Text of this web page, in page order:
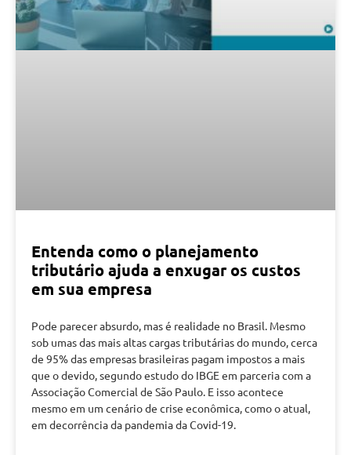
Entenda como o planejamento
tributário ajuda a enxugar os custos
em sua empresa
Pode parecer absurdo, mas é realidade no Brasil. Mesmo
sob umas das mais altas cargas tributárias do mundo, cerca
de 95% das empresas brasileiras pagam impostos a mais
que o devido, segundo estudo do IBGE em parceria com a
Associação Comercial de São Paulo. E isso acontece
mesmo em um cenário de crise econômica, como o atual,
em decorrência da pandemia da Covid-19.